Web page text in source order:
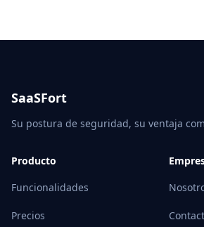
SaaSFort
Su postura de seguridad, su ventaja
Producto
Funcionalidades
Precios